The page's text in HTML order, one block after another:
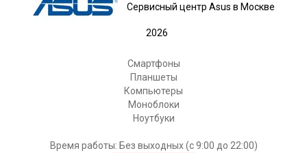
Сервисный центр Asus в Москве
2026
Смартфоны
Планшеты
Компьютеры
Моноблоки
Ноутбуки
Время работы: Без выходных (с 9:00 до 22:00)